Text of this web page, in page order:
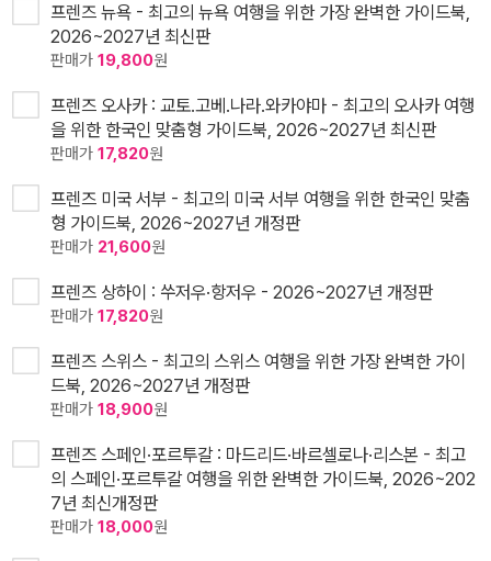
프렌즈 뉴욕 - 최고의 뉴욕 여행을 위한 가장 완벽한 가이드북,
2026~2027년 최신판
판매가 19,800원
프렌즈 오사카 : 교토.고베.나라.와카야마 - 최고의 오사카 여행
을 위한 한국인 맞춤형 가이드북, 2026~2027년 최신판
판매가 17,820원
프렌즈 미국 서부 - 최고의 미국 서부 여행을 위한 한국인 맞춤
형 가이드북, 2026~2027년 개정판
판매가 21,600원
프렌즈 상하이 : 쑤저우·항저우 - 2026~2027년 개정판
판매가 17,820원
프렌즈 스위스 - 최고의 스위스 여행을 위한 가장 완벽한 가이
드북, 2026~2027년 개정판
판매가 18,900원
프렌즈 스페인·포르투갈 : 마드리드·바르셀로나·리스본 - 최고
의 스페인·포르투갈 여행을 위한 완벽한 가이드북, 2026~202
7년 최신개정판
판매가 18,000원